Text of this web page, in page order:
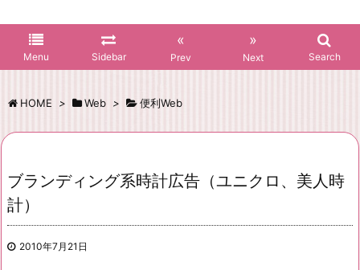
Menu Sidebar
«
Prev
»
Next Search
HOME > Web > 便利Web
ブランディング系時計広告（ユニクロ、美人時
計）
2010年7月21日